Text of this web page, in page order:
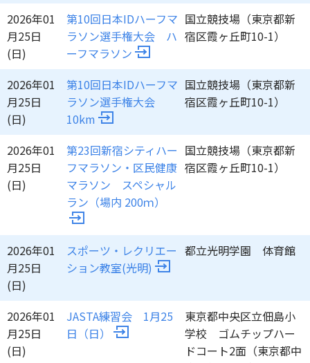
2026年01
月25日
(日)
第10回日本IDハーフマ
ラソン選手権大会 ハ
ーフマラソン
国立競技場（東京都新
宿区霞ヶ丘町10-1）
2026年01
月25日
(日)
第10回日本IDハーフマ
ラソン選手権大会
10km
国立競技場（東京都新
宿区霞ヶ丘町10-1）
2026年01
月25日
(日)
第23回新宿シティハー
フマラソン・区民健康
マラソン スペシャル
ラン（場内 200ｍ）
国立競技場（東京都新
宿区霞ヶ丘町10-1）
2026年01
月25日
(日)
スポーツ・レクリエー
ション教室(光明)
都立光明学園 体育館
2026年01
月25日
(日)
JASTA練習会 ​1月25
日（日）
東京都中央区立佃島小
学校 ゴムチップハー
ドコート2面（東京都中